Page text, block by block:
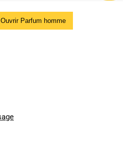
Ouvrir Parfum homme